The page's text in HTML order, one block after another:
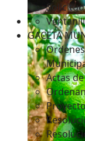
GACETA
Actas